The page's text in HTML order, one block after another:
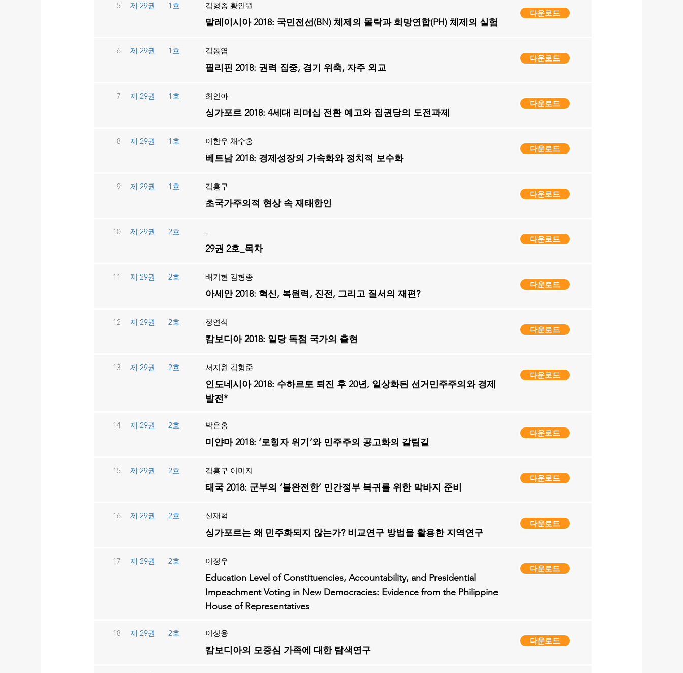
5 제 29권 1호 김형종 황인원
말레이시아 2018: 국민전선(BN) 체제의 몰락과 희망연합(PH) 체제의 실험
다운로드
6 제 29권 1호 김동엽
필리핀 2018: 권력 집중, 경기 위축, 자주 외교
다운로드
7 제 29권 1호 최인아
싱가포르 2018: 4세대 리더십 전환 예고와 집권당의 도전과제
다운로드
8 제 29권 1호 이한우 채수홍
베트남 2018: 경제성장의 가속화와 정치적 보수화
다운로드
9 제 29권 1호 김홍구
초국가주의적 현상 속 재태한인
다운로드
10 제 29권 2호
29권 2호_목차
다운로드
11 제 29권 2호 배기현 김형종
아세안 2018: 혁신, 복원력, 진전, 그리고 질서의 재편?
다운로드
12 제 29권 2호 정연식
캄보디아 2018: 일당 독점 국가의 출현
다운로드
13 제 29권 2호 서지원 김형준
인도네시아 2018: 수하르토 퇴진 후 20년, 일상화된 선거민주주의와 경제
발전*
다운로드
14 제 29권 2호 박은홍
미얀마 2018: ‘로힝자 위기’와 민주주의 공고화의 갈림길
다운로드
15 제 29권 2호 김홍구 이미지
태국 2018: 군부의 ‘불완전한’ 민간정부 복귀를 위한 막바지 준비
다운로드
16 제 29권 2호 신재혁
싱가포르는 왜 민주화되지 않는가? 비교연구 방법을 활용한 지역연구
다운로드
17 제 29권 2호 이정우
Education Level of Constituencies, Accountability, and Presidential
Impeachment Voting in New Democracies: Evidence from the Philippine
House of Representatives
다운로드
18 제 29권 2호 이성용
캄보디아의 모중심 가족에 대한 탐색연구
다운로드